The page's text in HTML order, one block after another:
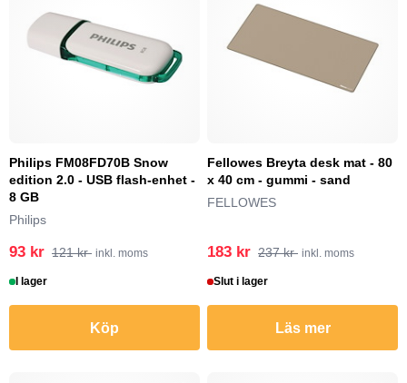
Philips FM08FD70B Snow
edition 2.0 - USB flash-enhet -
8 GB
Philips
93 kr 121 kr inkl. moms
I lager
Köp
Fellowes Breyta desk mat - 80
x 40 cm - gummi - sand
FELLOWES
183 kr 237 kr inkl. moms
Slut i lager
Läs mer